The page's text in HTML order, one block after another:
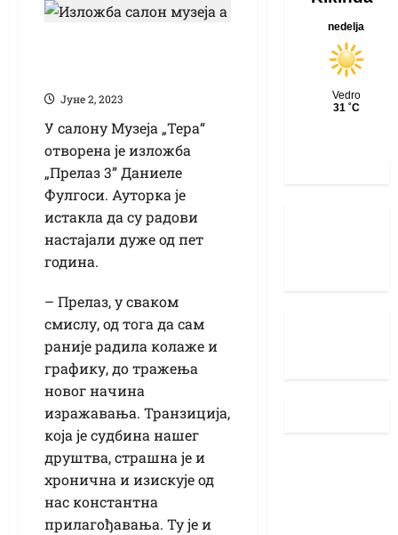
Јуне 2, 2023
У салону Музеја „Тера“
отворена је изложба
„Прелаз 3” Даниеле
Фулгоси. Ауторка је
истакла да су радови
настајали дуже од пет
година.
– Прелаз, у сваком
смислу, од тога да сам
раније радила колаже и
графику, до тражења
новог начина
изражавања. Транзиција,
која је судбина нашег
друштва, страшна је и
хронична и изискује од
нас константна
прилагођавања. Ту је и